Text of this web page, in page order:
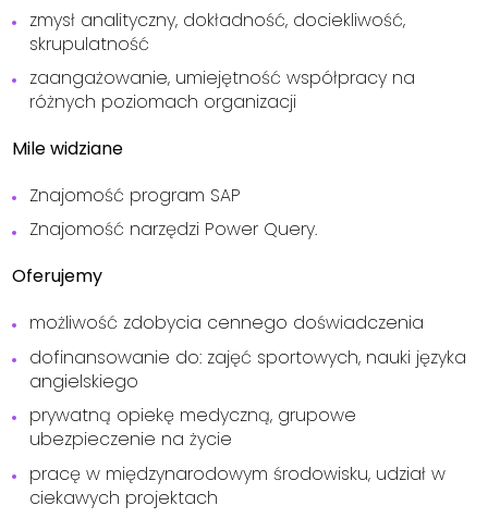
zmysł analityczny, dokładność, dociekliwość,
skrupulatność
zaangażowanie, umiejętność współpracy na
różnych poziomach organizacji
Mile widziane
Znajomość program SAP
Znajomość narzędzi Power Query.
Oferujemy
możliwość zdobycia cennego doświadczenia
dofinansowanie do: zajęć sportowych, nauki języka
angielskiego
prywatną opiekę medyczną, grupowe
ubezpieczenie na życie
pracę w międzynarodowym środowisku, udział w
ciekawych projektach